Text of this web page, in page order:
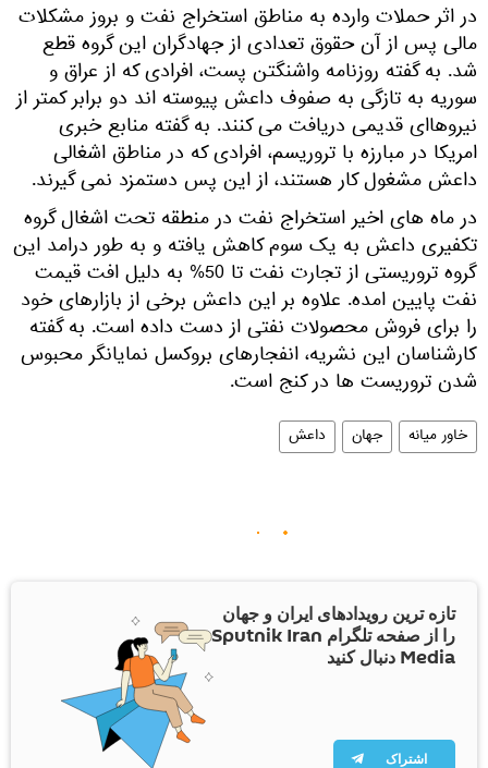
در اثر حملات وارده به مناطق استخراج نفت و بروز مشکلات
مالی پس از آن حقوق تعدادی از جهادگران این گروه قطع
شد. به گفته روزنامه واشنگتن پست، افرادی که از عراق و
سوریه به تازگی به صفوف داعش پیوسته اند دو برابر کمتر از
نیروهاای قدیمی دریافت می کنند. به گفته منابع خبری
امریکا در مبارزه با تروریسم، افرادی که در مناطق اشغالی
داعش مشغول کار هستند، از این پس دستمزد نمی گیرند.
در ماه های اخیر استخراج نفت در منطقه تحت اشغال گروه
تکفیری داعش به یک سوم کاهش یافته و به طور درامد این
گروه تروریستی از تجارت نفت تا 50% به دلیل افت قیمت
نفت پایین امده. علاوه بر این داعش برخی از بازارهای خود
را برای فروش محصولات نفتی از دست داده است. به گفته
کارشناسان این نشریه، انفجارهای بروکسل نمایانگر محبوس
شدن تروریست ها در کنج است.
خاور میانه جهان داعش
تازه ترین رویدادهای ایران و جهان
را از صفحه تلگرام Sputnik Iran
Media دنبال کنید
اشتراک